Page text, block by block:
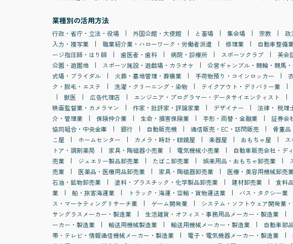
業種別の活用方法
行政・省庁・立法・役場 外国公館・大使館 と畜場 集会場 宗教 政
入力・複写業
職業紹介業・ハローワーク・労働者派遣 修理業 自動車整備
ージ指圧師・はり師
歯医者・歯科 病院・診療所 スポーツクラブ 英会
公園・遊園地
スポーツ施設・遊戯場・カラオケ 公営ギャンブル・競輪・競馬
式場・ブライダル
火葬・墓地管理・葬儀業 手荷物預り・コインロッカー
ク・脱毛・エステ
洗濯・クリーニング・染物 テイクアウト・デリバリー業
獣医
広告代理店 エンジニア・プログラマー・データサイエンティスト
映画監督業・カメラマン
作家・批評家・評論家業 デザイナー 法律・ 税理
介・管理業
保険仲介業 生命・損害保険業 手形・両替・金融業 証券会
協同組合・中央金庫
銀行 自動販売機 通信販売・EC・訪問販売 骨董
こ屋
ホームセンター カメラ・時計・眼鏡屋 楽器屋 おもちゃ屋 ス
トア・調剤薬局
家具・陶磁器小売業 電気機械小売業 自動車販売会社・デ
売業
ジュエリー製品卸売業 たばこ卸売業 娯楽用品・おもちゃ卸売業
売業
医薬品・医療用品卸売業 家具・陶磁器卸売業 医療・美容用機械卸売
石油・鉱物卸売業
塗料・プラスチック・化学製品卸売業 建材卸売業 食料
業
船・旅客海運業 トラック・海運・空輸・貨物運送業 バス・タクシー業
ス・マーケティングリサーチ業
ゲーム開発業 システム・ソフトウェア開発業
サングラスメーカー・製造業
生活雑貨・オフィス・事務用品メーカー・製造業
ーカー・製造業
輸送用機械製造業 輸送用機械メーカー・製造業 自動車部
帯・テレビ・情報通信機械メーカー・製造業
電子・電気機器メーカー・製造業